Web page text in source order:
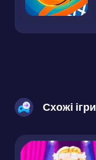
Схожі ігри